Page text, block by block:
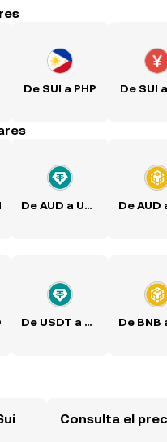
De SUI a PHP De SUI
De AUD a USDT
De USDT a AUD
Consulta el